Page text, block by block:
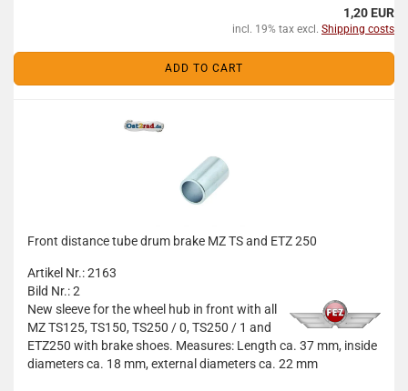
1,20 EUR
incl. 19% tax excl. Shipping costs
ADD TO CART
Front distance tube drum brake MZ TS and ETZ 250
Artikel Nr.: 2163
Bild Nr.: 2
New sleeve for the wheel hub in front with all
MZ TS125, TS150, TS250 / 0, TS250 / 1 and
ETZ250 with brake shoes. Measures: Length ca. 37 mm, inside
diameters ca. 18 mm, external diameters ca. 22 mm